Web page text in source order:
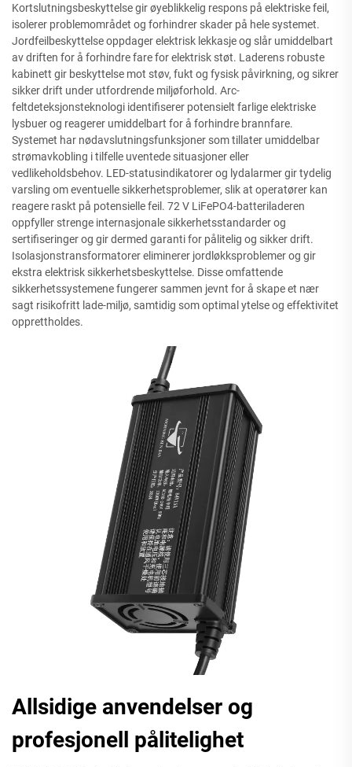
Kortslutningsbeskyttelse gir øyeblikkelig respons på elektriske feil,
isolerer problemområdet og forhindrer skader på hele systemet.
Jordfeilbeskyttelse oppdager elektrisk lekkasje og slår umiddelbart
av driften for å forhindre fare for elektrisk støt. Laderens robuste
kabinett gir beskyttelse mot støv, fukt og fysisk påvirkning, og sikrer
sikker drift under utfordrende miljøforhold. Arc-
feltdeteksjonsteknologi identifiserer potensielt farlige elektriske
lysbuer og reagerer umiddelbart for å forhindre brannfare.
Systemet har nødavslutningsfunksjoner som tillater umiddelbar
strømavkobling i tilfelle uventede situasjoner eller
vedlikeholdsbehov. LED-statusindikatorer og lydalarmer gir tydelig
varsling om eventuelle sikkerhetsproblemer, slik at operatører kan
reagere raskt på potensielle feil. 72 V LiFePO4-batteriladeren
oppfyller strenge internasjonale sikkerhetsstandarder og
sertifiseringer og gir dermed garanti for pålitelig og sikker drift.
Isolasjonstransformatorer eliminerer jordløkksproblemer og gir
ekstra elektrisk sikkerhetsbeskyttelse. Disse omfattende
sikkerhetssystemene fungerer sammen jevnt for å skape et nær
sagt risikofritt lade-miljø, samtidig som optimal ytelse og effektivitet
opprettholdes.
Allsidige anvendelser og
profesjonell pålitelighet